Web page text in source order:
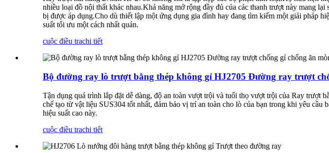
nhiều loại đồ nội thất khác nhau.Khả năng mở rộng đầy đủ của các thanh trượt này mang
bị được áp dụng.Cho dù thiết lập một ứng dụng gia đình hay đang tìm kiếm một giải pháp
suất tối ưu một cách nhất quán.
cuộc điều trachi tiết
Bộ đường ray lò trượt bằng thép không gỉ HJ2705 Đường ray trượt
Tận dụng quá trình lắp đặt dễ dàng, độ an toàn vượt trội và tuổi thọ vượt trội của Ray
chế tạo từ vật liệu SUS304 tốt nhất, đảm bảo vị trí an toàn cho lò của bạn trong khi yêu
hiệu suất cao này.
cuộc điều trachi tiết